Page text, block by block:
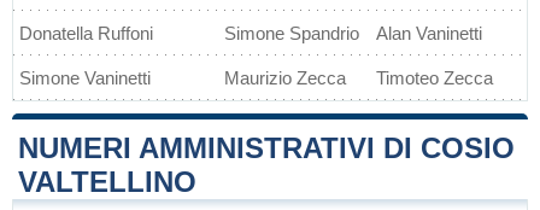
Donatella Ruffoni Simone Spandrio Alan Vaninetti
Simone Vaninetti Maurizio Zecca Timoteo Zecca
NUMERI AMMINISTRATIVI DI COSIO
VALTELLINO